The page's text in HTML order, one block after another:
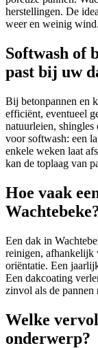
herstellingen. De
weer en weinig wind.
Softwash of
past bij uw
Bij betonpannen en
efficiënt, eventueel
natuurleien, shingles
voor softwash: een
enkele weken laat
kan de toplaag van
Hoe vaak
Een dak in
reinigen, afhankelijk
oriëntatie. Een
Een dakcoating
zinvol als de pannen
Welke
onderwerp?